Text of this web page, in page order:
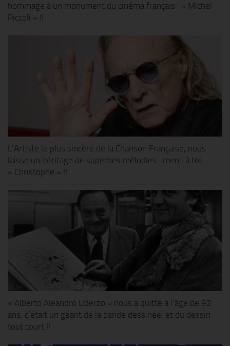
hommage à un monument du cinéma français : « Michel
Piccoli » !!
L’Artiste le plus sincère de la Chanson Française, nous
laisse un héritage de superbes mélodies…merci à toi
« Christophe » !!
« Alberto Aleandro Uderzo » nous a quitté à l’âge de 92
ans, c’était un géant de la bande dessinée, et du dessin
tout court !!